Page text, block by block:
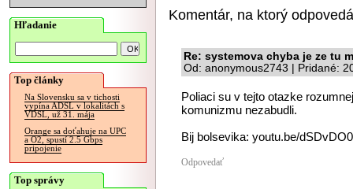
Hľadanie
Top články
Na Slovensku sa v tichosti
vypína ADSL v lokalitách s
VDSL, už 31. mája
Orange sa doťahuje na UPC
a O2, spustí 2.5 Gbps
pripojenie
Top správy
Komentár, na ktorý
Re: systemova chyba je ze tu
Od: anonymous2743 | Pridané:
Poliaci su v tejto otazke
komunizmu nezabudli.
Bij bolsevika: youtu.be/
Odpovedať